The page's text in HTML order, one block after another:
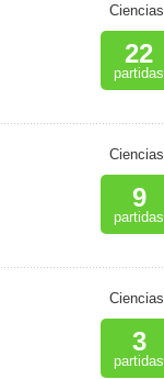
Ciencias
22
partidas
Ciencias
9
partidas
Ciencias
3
partidas